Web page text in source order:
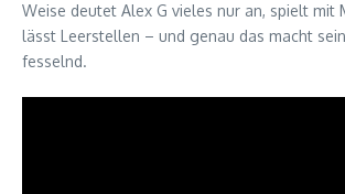
Weise deutet Alex G vieles nur an, spielt mit
lässt Leerstellen – und genau das macht
fesselnd.